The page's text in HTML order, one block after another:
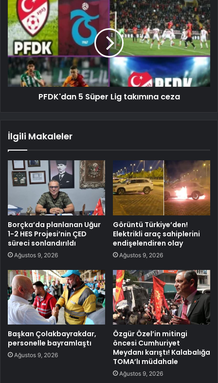
PFDK'dan 5 Süper Lig takımına ceza
İlgili Makaleler
Borçka’da planlanan Uğur
1-2 HES Projesi’nin ÇED
süreci sonlandırıldı
Ağustos 9, 2026
Görüntü Türkiye’den!
Elektrikli araç sahiplerini
endişelendiren olay
Ağustos 9, 2026
Başkan Çolakbayrakdar,
personelle bayramlaştı
Ağustos 9, 2026
Özgür Özel’in mitingi
öncesi Cumhuriyet
Meydanı karıştı! Kalabalığa
TOMA’lı müdahale
Ağustos 9, 2026